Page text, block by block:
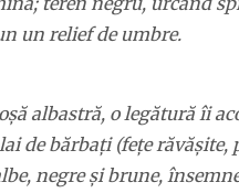
un relief de umbre.
albastră, o legătură îi
de bărbați (fețe răvășite,
negre și brune,